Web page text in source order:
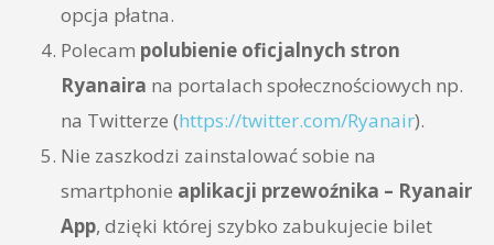
opcja płatna.
Polecam polubienie oficjalnych stron
Ryanaira na portalach społecznościowych np.
na Twitterze (https://twitter.com/Ryanair).
Nie zaszkodzi zainstalować sobie na
smartphonie aplikacji przewoźnika – Ryanair
App, dzięki której szybko zabukujecie bilet